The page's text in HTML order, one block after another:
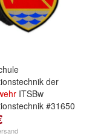
der
ITSBw
#31650